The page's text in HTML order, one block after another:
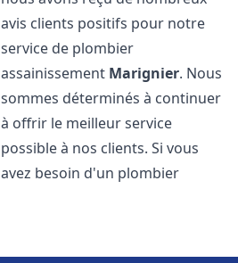
avis clients positifs pour notre
service de plombier
assainissement Marignier. Nous
sommes déterminés à continuer
à offrir le meilleur service
possible à nos clients. Si vous
avez besoin d'un plombier